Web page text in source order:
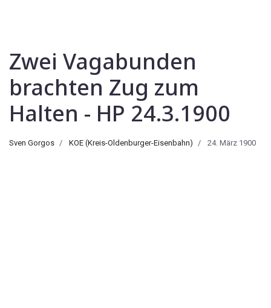
Zwei Vagabunden
brachten Zug zum
Halten - HP 24.3.1900
Sven Gorgos KOE (Kreis-Oldenburger-Eisenbahn) 24. März 1900